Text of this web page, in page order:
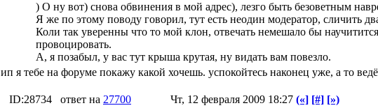
) О ну вот) снова обвинения в мой адрес), лезго быть безоветным
Я же по этому поводу говорил, тут есть неодин модератор, сличить
Коли так уверенны что то мой клон, отвечать немешало бы
провоцировать.
А, я позабыл, у вас тут крыша крутая, ну видать вам повезло.
ип я тебе на форуме покажу какой хочешь. успокойтесь наконец уже, а то
ID:28734 ответ на 27700 Чт, 12 февраля 2009 18:27 («] [#] [»)